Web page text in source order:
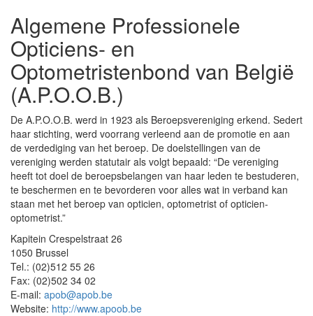
Algemene Professionele
Opticiens- en
Optometristenbond van België
(A.P.O.O.B.)
De A.P.O.O.B. werd in 1923 als Beroepsvereniging erkend. Sedert
haar stichting, werd voorrang verleend aan de promotie en aan
de verdediging van het beroep. De doelstellingen van de
vereniging werden statutair als volgt bepaald: “De vereniging
heeft tot doel de beroepsbelangen van haar leden te bestuderen,
te beschermen en te bevorderen voor alles wat in verband kan
staan met het beroep van opticien, optometrist of opticien-
optometrist.”
Kapitein Crespelstraat 26
1050 Brussel
Tel.: (02)512 55 26
Fax: (02)502 34 02
E-mail: apob@apob.be
Website: http://www.apoob.be